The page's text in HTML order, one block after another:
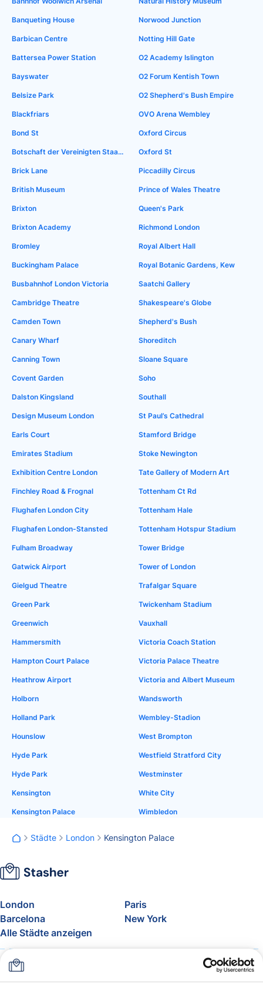
Banqueting House
Barbican Centre
Battersea Power Station
Bayswater
Belsize Park
Blackfriars
Bond St
Botschaft der Vereinigten Staaten in London
Brick Lane
British Museum
Brixton
Brixton Academy
Bromley
Buckingham Palace
Busbahnhof London Victoria
Cambridge Theatre
Camden Town
Canary Wharf
Canning Town
Covent Garden
Dalston Kingsland
Design Museum London
Earls Court
Emirates Stadium
Exhibition Centre London
Finchley Road & Frognal
Flughafen London City
Flughafen London-Stansted
Fulham Broadway
Gatwick Airport
Gielgud Theatre
Green Park
Greenwich
Hammersmith
Hampton Court Palace
Heathrow Airport
Holborn
Holland Park
Hounslow
Hyde Park
Hyde Park
Kensington
Kensington Palace
Norwood Junction
Notting Hill Gate
O2 Academy Islington
O2 Forum Kentish Town
O2 Shepherd's Bush Empire
OVO Arena Wembley
Oxford Circus
Oxford St
Piccadilly Circus
Prince of Wales Theatre
Queen's Park
Richmond London
Royal Albert Hall
Royal Botanic Gardens, Kew
Saatchi Gallery
Shakespeare's Globe
Shepherd's Bush
Shoreditch
Sloane Square
Soho
Southall
St Paul’s Cathedral
Stamford Bridge
Stoke Newington
Tate Gallery of Modern Art
Tottenham Ct Rd
Tottenham Hale
Tottenham Hotspur Stadium
Tower Bridge
Tower of London
Trafalgar Square
Twickenham Stadium
Vauxhall
Victoria Coach Station
Victoria Palace Theatre
Victoria and Albert Museum
Wandsworth
Wembley-Stadion
West Brompton
Westfield Stratford City
Westminster
White City
Wimbledon
Städte London Kensington Palace
London
Paris
Barcelona
New York
Alle Städte anzeigen
Über uns
FAQ
Support